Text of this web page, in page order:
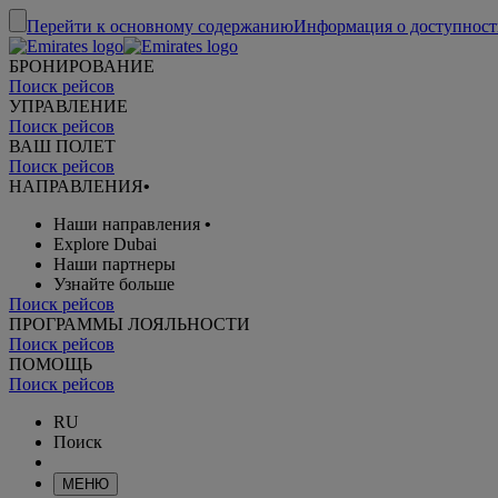
Перейти к основному содержаниюИнформация о
БРОНИРОВАНИЕ
Поиск рейсов
УПРАВЛЕНИЕ
Поиск рейсов
ВАШ ПОЛЕТ
Поиск рейсов
НАПРАВЛЕНИЯ•
Наши направления •
Explore Dubai
Наши партнеры
Узнайте больше
Поиск рейсов
ПРОГРАММЫ ЛОЯЛЬНОСТИ
Поиск рейсов
ПОМОЩЬ
Поиск рейсов
RU
Поиск
МЕНЮ